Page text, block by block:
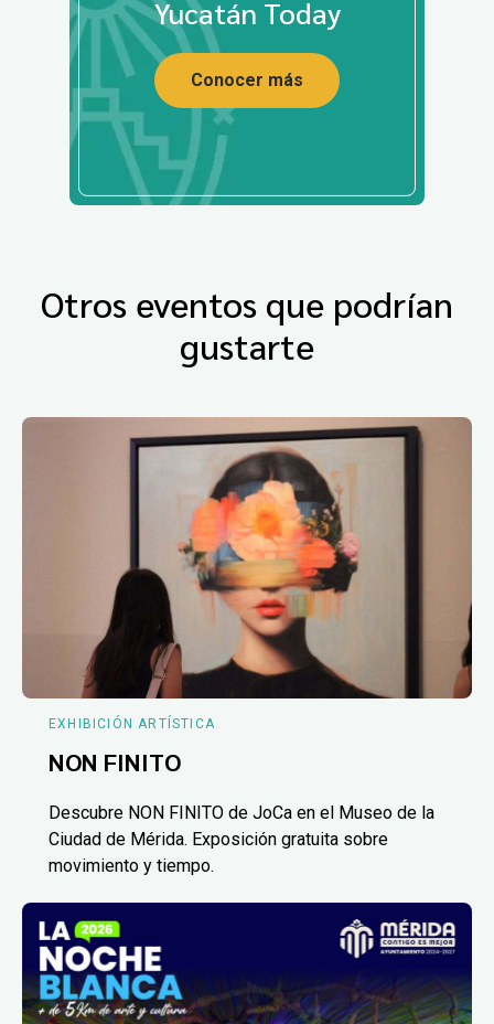
Yucatán Today
Conocer más
Otros eventos que podrían
gustarte
EXHIBICIÓN ARTÍSTICA
NON FINITO
Descubre NON FINITO de JoCa en el Museo de la
Ciudad de Mérida. Exposición gratuita sobre
movimiento y tiempo.